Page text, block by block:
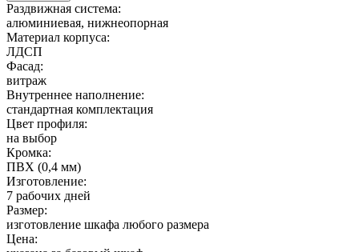
Раздвижная система:
алюминиевая, нижнеопорная
Материал корпуса:
ЛДСП
Фасад:
витраж
Внутреннее наполнение:
стандартная комплектация
Цвет профиля:
на выбор
Кромка:
ПВХ (0,4 мм)
Изготовление:
7 рабочих дней
Размер:
изготовление шкафа любого размера
Цена: